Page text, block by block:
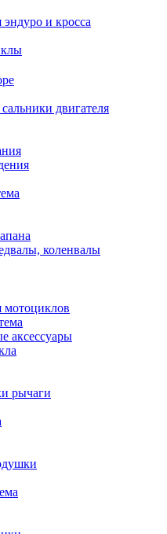
и кросса
двигателя
коленвалы
мотоциклов
аксессуары
рычаги